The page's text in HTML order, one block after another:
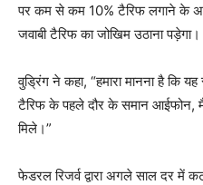
पर कम से कम 10% टैरिफ लगाने के
जवाबी टैरिफ का जोखिम उठाना पड़ेगा।
वुड्रिंग ने कहा, “हमारा मानना ​​​​है कि
टैरिफ के पहले दौर के समान
मिले।”
फेडरल रिजर्व द्वारा अगले साल दर में